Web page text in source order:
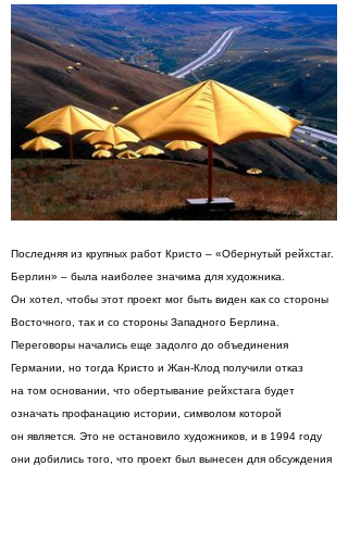
Последняя из крупных работ Кристо – «Обернутый рейхстаг.
Берлин» – была наиболее значима для художника.
Он хотел, чтобы этот проект мог быть виден как со стороны
Восточного, так и со стороны Западного Берлина.
Переговоры начались еще задолго до объединения
Германии, но тогда Кристо и Жан-Клод получили отказ
на том основании, что обертывание рейхстага будет
означать профанацию истории, символом которой
он является. Это не остановило художников, и в 1994 году
они добились того, что проект был вынесен для обсуждения